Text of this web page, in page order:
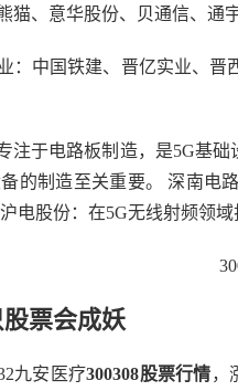
猫、意华股份、贝通信、通
：中国铁建、晋亿实业、晋
注于电路板制造，是5G基
的制造至关重要。 深南电
电股份：在5G无线射频领
股票会成妖
九安医疗300308股票行情，